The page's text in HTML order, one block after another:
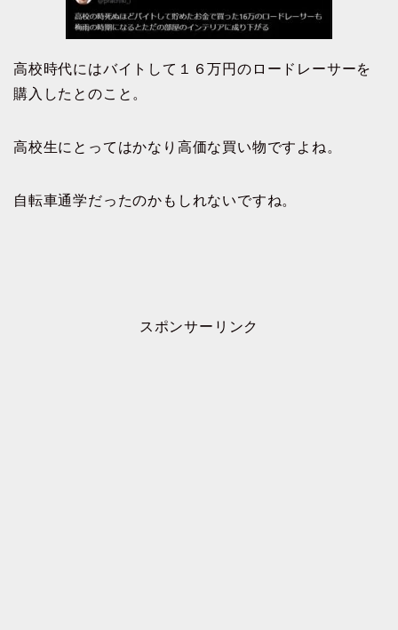
高校時代にはバイトして１６万円のロードレーサーを
購入したとのこと。
高校生にとってはかなり高価な買い物ですよね。
自転車通学だったのかもしれないですね。
スポンサーリンク